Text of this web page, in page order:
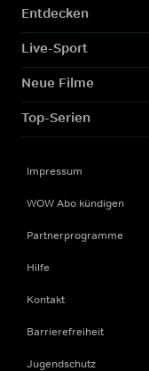
Entdecken
Live-Sport
Neue Filme
Top-Serien
Impressum
WOW Abo kündigen
Partnerprogramme
Hilfe
Kontakt
Barrierefreiheit
Jugendschutz